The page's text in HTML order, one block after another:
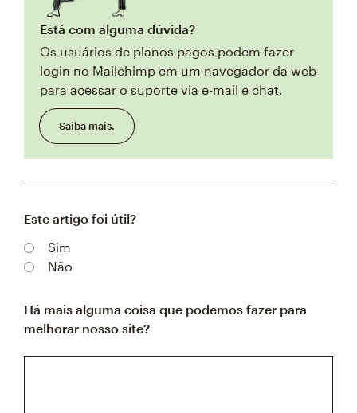
Está com alguma dúvida?
Os usuários de planos pagos podem fazer
login no Mailchimp em um navegador da web
para acessar o suporte via e-mail e chat.
Saiba mais.
Este artigo foi útil?
Sim
Não
Há mais alguma coisa que podemos fazer para
melhorar nosso site?